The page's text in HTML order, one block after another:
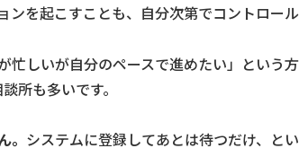
を起こすことも、自分次第でコントロール
忙しいが自分のペースで進めたい」という
所も多いです。
システムに登録してあとは待つだけ、と